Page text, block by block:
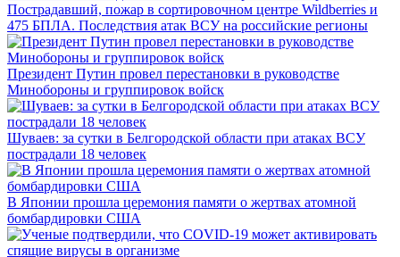
Пострадавший, пожар в сортировочном центре Wildberries и
475 БПЛА. Последствия атак ВСУ на российские регионы
Президент Путин провел перестановки в руководстве
Минобороны и группировок войск
Шуваев: за сутки в Белгородской области при атаках ВСУ
пострадали 18 человек
В Японии прошла церемония памяти о жертвах атомной
бомбардировки США